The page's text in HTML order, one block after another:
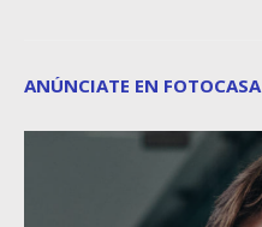
ANÚNCIATE EN FOTOCASA